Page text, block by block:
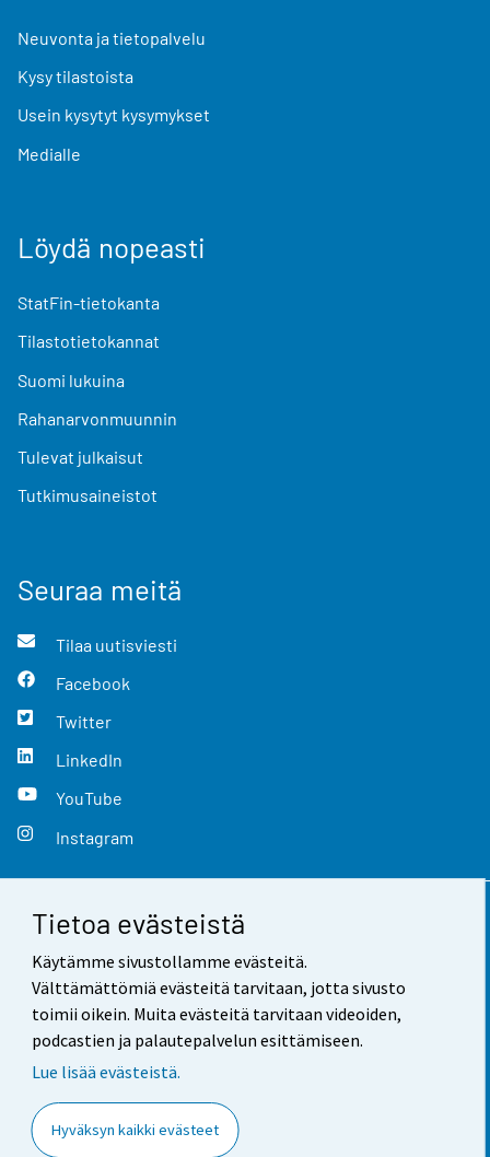
Tietoa evästeistä
Käytämme sivustollamme evästeitä.
Välttämättömiä evästeitä tarvitaan, jotta sivusto
toimii oikein. Muita evästeitä tarvitaan videoiden,
podcastien ja palautepalvelun esittämiseen.
Lue lisää evästeistä.
Hyväksyn kaikki evästeet
Neuvonta ja tietopalvelu
Kysy tilastoista
Usein kysytyt kysymykset
Medialle
Löydä nopeasti
StatFin-tietokanta
Tilastotietokannat
Suomi lukuina
Rahanarvonmuunnin
Tulevat julkaisut
Tutkimusaineistot
Seuraa meitä
Tilaa uutisviesti
Facebook
Twitter
LinkedIn
YouTube
Instagram
Yhteystiedot
Palaute
Käyttöehdot
Saavutettavuus
Tietoa sivustosta